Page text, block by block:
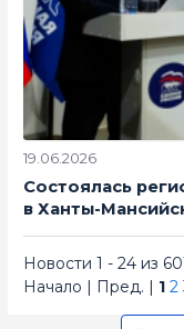
19.06.2026
Состоялась
в Ханты-
Новости 1 - 24 из
Начало | Пред. | 1 2